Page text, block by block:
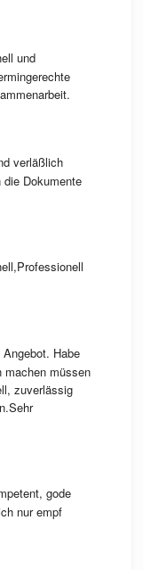
und
verläßlich
Dokumente
Habe
machen müssen
zuverlässig
gode
nur empf